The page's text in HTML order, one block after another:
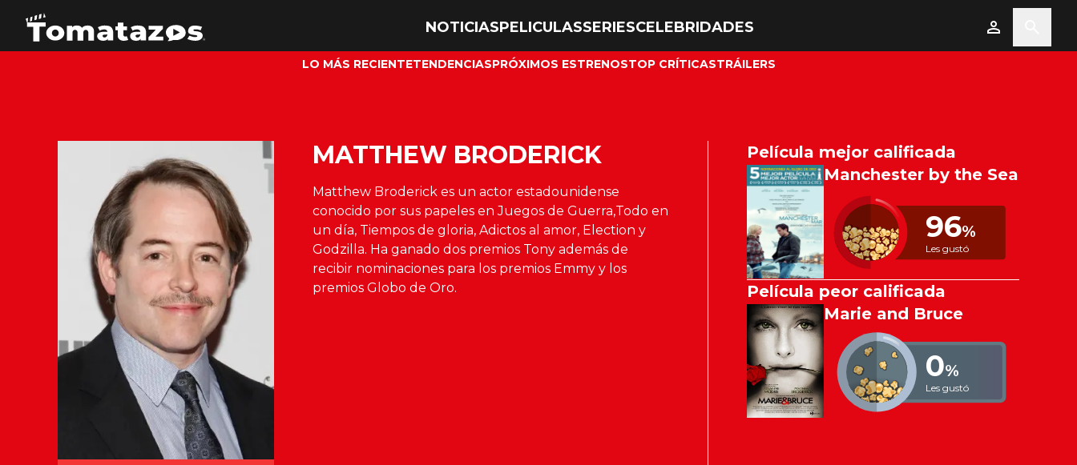
NOTICIASPELICULASSERIESCELEBRIDADES
LO MÁS RECIENTETENDENCIASPRÓXIMOS ESTRENOSTOP CRÍTICASTRÁILERS
MATTHEW BRODERICK
Matthew Broderick es un actor estadounidense
conocido por sus papeles en Juegos de Guerra,Todo en
un día, Tiempos de gloria, Adictos al amor, Election y
Godzilla. Ha ganado dos premios Tony además de
recibir nominaciones para los premios Emmy y los
premios Globo de Oro.
Película mejor calificada
Manchester by the Sea
96%
Les gustó
Película peor calificada
Marie and Bruce
0%
Les gustó